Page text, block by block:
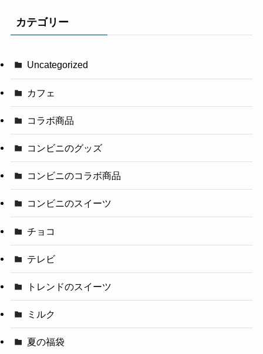
カテゴリー
Uncategorized
カフェ
コラボ商品
コンビニのグッズ
コンビニのコラボ商品
コンビニのスイーツ
チョコ
テレビ
トレンドのスイーツ
ミルク
夏の福袋